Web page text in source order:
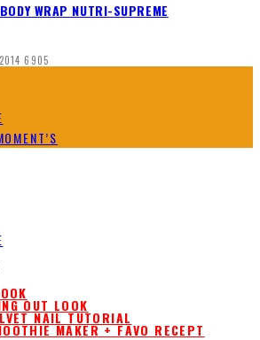
WRAP NUTRI-SUPREME
6905
OUT LOOK
NAIL TUTORIAL
MAKER + FAVO RECEPT